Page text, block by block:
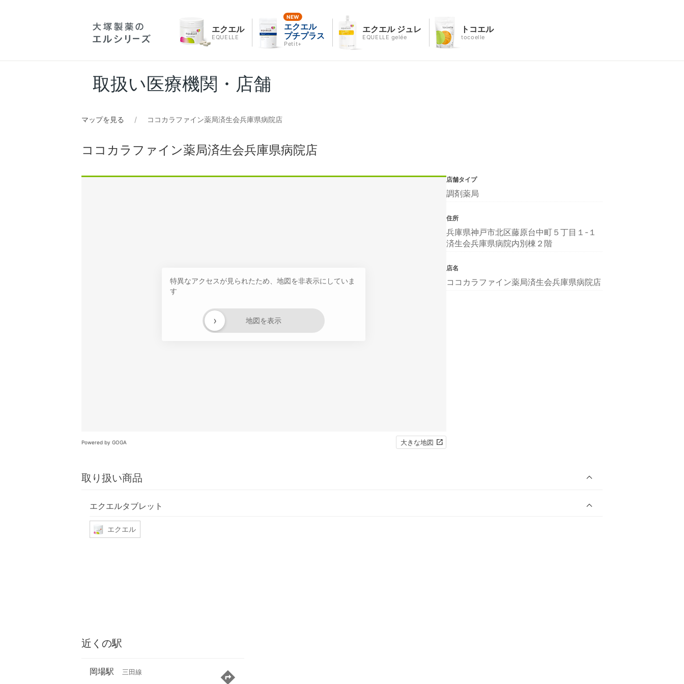
エクエル
EQUELLE
エクエル
プチプラス
Petit+
エクエル ジュレ
EQUELLE gelée
トコエル
tocoelle
取扱い医療機関・店舗
マップを見る ココカラファイン薬局済生会兵庫県病院店
ココカラファイン薬局済生会兵庫県病院店
特異なアクセスが見られたため、地図を非表示にしていま
す
地図を表示
›
Powered by GOGA 大きな地図
取り扱い商品
エクエルタブレット
エクエル
店舗タイプ
調剤薬局
住所
兵庫県神戸市北区藤原台中町５丁目１-１
済生会兵庫県病院内別棟２階
店名
ココカラファイン薬局済生会兵庫県病院店
近くの駅
岡場駅 三田線